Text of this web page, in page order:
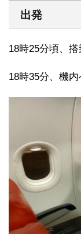
出発
18時25分頃、搭
18時35分、機内